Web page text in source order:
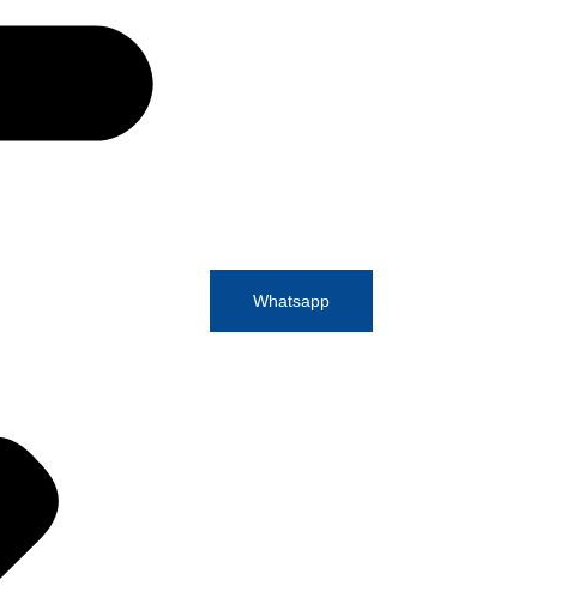
Whatsapp